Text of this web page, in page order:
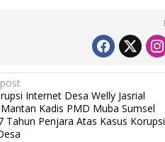
Internet Desa Welly Jasrial
Kadis PMD Muba Sumsel
Tahun Penjara Atas Kasus Korupsi